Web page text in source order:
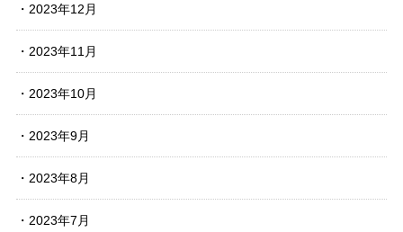
2023年12月
2023年11月
2023年10月
2023年9月
2023年8月
2023年7月